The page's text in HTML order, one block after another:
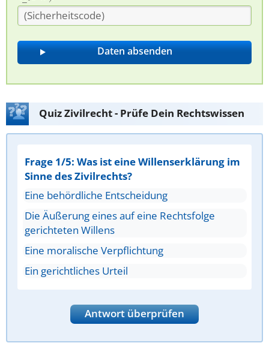
Quiz Zivilrecht - Prüfe Dein Rechtswissen
Frage 1/5: Was ist eine Willenserklärung im
Sinne des Zivilrechts?
Eine behördliche Entscheidung
Die Äußerung eines auf eine Rechtsfolge
gerichteten Willens
Eine moralische Verpflichtung
Ein gerichtliches Urteil
Antwort überprüfen